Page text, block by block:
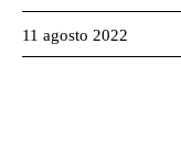
11 agosto 2022